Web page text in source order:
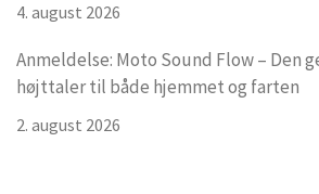
4. august 2026
Anmeldelse: Moto Sound Flow – Den
højttaler til både hjemmet og farten
2. august 2026